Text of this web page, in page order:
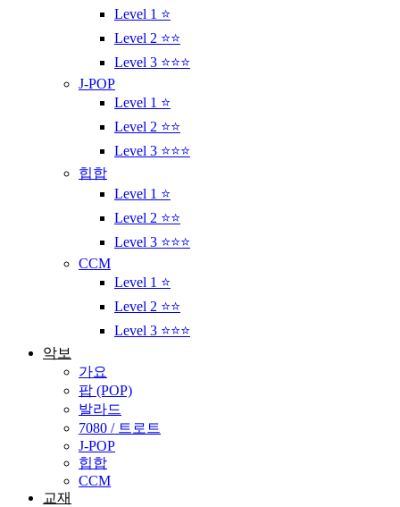
Level 1 ⭐
Level 2 ⭐⭐
Level 3 ⭐⭐⭐
J-POP
Level 1 ⭐
Level 2 ⭐⭐
Level 3 ⭐⭐⭐
힙합
Level 1 ⭐
Level 2 ⭐⭐
Level 3 ⭐⭐⭐
CCM
Level 1 ⭐
Level 2 ⭐⭐
Level 3 ⭐⭐⭐
악보
가요
팝 (POP)
발라드
7080 / 트로트
J-POP
힙합
CCM
교재